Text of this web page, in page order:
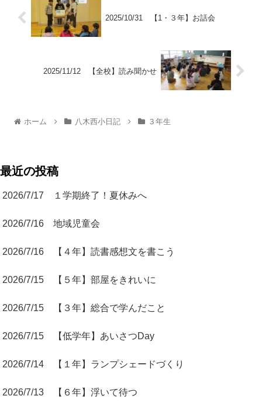
2025/10/31 【1・３年】お話会
2025/11/12 【全校】読み聞かせ
ホーム 八木西小日記 ３年生
最近の投稿
2026/7/17 １学期終了！夏休みへ
2026/7/16 地域児童会
2026/7/16 【４年】読書感想文を書こう
2026/7/15 【５年】部屋をきれいに
2026/7/15 【３年】総合で学んだこと
2026/7/15 【低学年】あいさつDay
2026/7/14 【１年】ランプシェードづくり
2026/7/13 【６年】浮いて待つ